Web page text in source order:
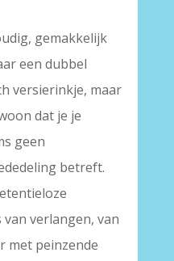
gemakkelijk
een dubbel
versierinkje, maar
dat je je
geen
betreft.
verlangen, van
met peinzende